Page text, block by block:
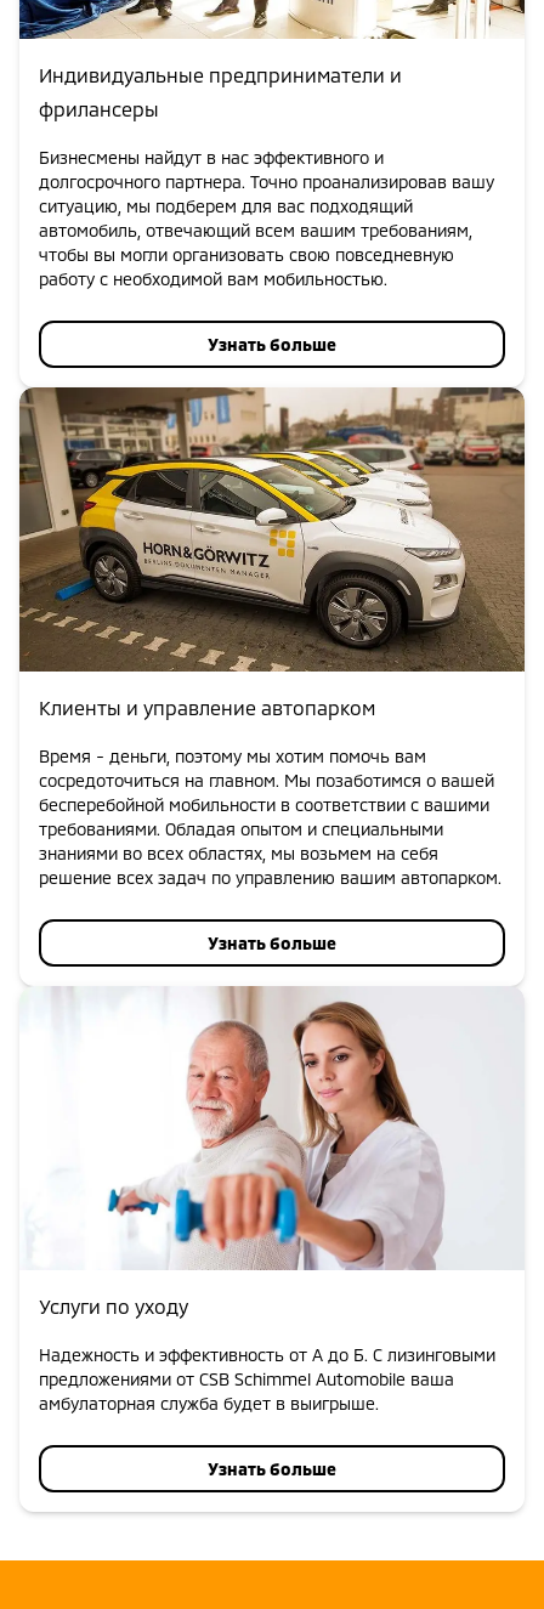
Индивидуальные предприниматели и
фрилансеры
Бизнесмены найдут в нас эффективного и
долгосрочного партнера. Точно проанализировав вашу
ситуацию, мы подберем для вас подходящий
автомобиль, отвечающий всем вашим требованиям,
чтобы вы могли организовать свою повседневную
работу с необходимой вам мобильностью.
Узнать больше
Клиенты и управление автопарком
Время - деньги, поэтому мы хотим помочь вам
сосредоточиться на главном. Мы позаботимся о вашей
бесперебойной мобильности в соответствии с вашими
требованиями. Обладая опытом и специальными
знаниями во всех областях, мы возьмем на себя
решение всех задач по управлению вашим автопарком.
Узнать больше
Услуги по уходу
Надежность и эффективность от А до Б. С лизинговыми
предложениями от CSB Schimmel Automobile ваша
амбулаторная служба будет в выигрыше.
Узнать больше